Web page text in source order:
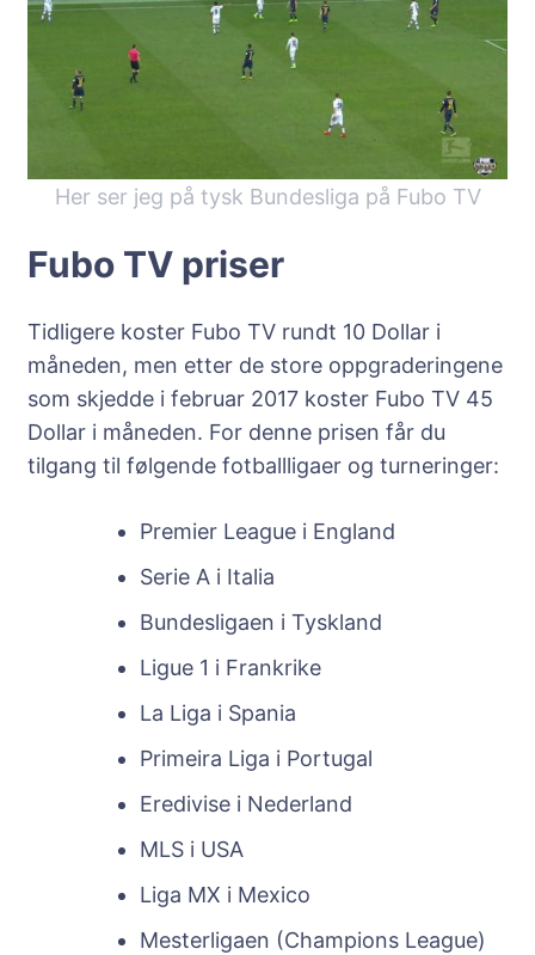
Her ser jeg på tysk Bundesliga på Fubo TV
Fubo TV priser
Tidligere koster Fubo TV rundt 10 Dollar i
måneden, men etter de store oppgraderingene
som skjedde i februar 2017 koster Fubo TV 45
Dollar i måneden. For denne prisen får du
tilgang til følgende fotballligaer og turneringer:
Premier League i England
Serie A i Italia
Bundesligaen i Tyskland
Ligue 1 i Frankrike
La Liga i Spania
Primeira Liga i Portugal
Eredivise i Nederland
MLS i USA
Liga MX i Mexico
Mesterligaen (Champions League)